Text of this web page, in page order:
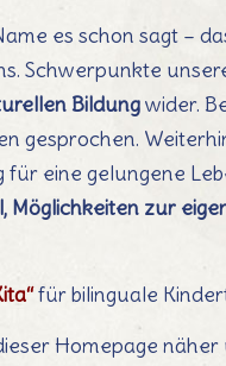
es schon sagt –
Schwerpunkte
Bildungwider.
gesprochen.
eine gelungene
Möglichkeiten zur
für bilinguale
Homepage